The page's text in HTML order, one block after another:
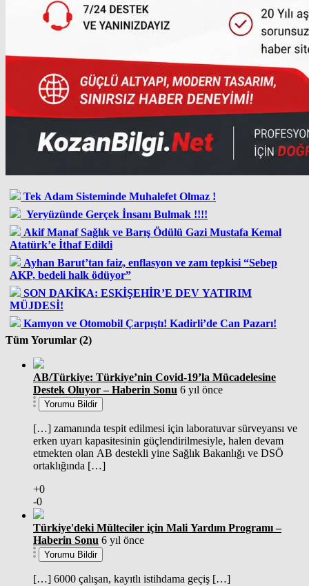
Tek Adam Sisteminde Muhalefet Olmaz !
Yeryüzünde Gerçek İnsanı Bulmak !!!!
Akif Manaf Sağlık ve Barış Ödülü Gazi Mustafa Kemal
Atatürk’e İthaf Edildi
Ayhan Barut’tan faiz, enflasyon ve zam tepkisi “Sebep
AKP, bedeli halk ödüyor”
SON DAKİKA: ESKİŞEHİR’E DEV YATIRIM
MÜJDESİ!
Kamyon ve Otomobil Çarpıştı! Kadirli’de Can Pazarı!
Tüm Yorumlar (2)
AB/Türkiye: Türkiye’nin Covid-19’la Mücadelesine
Destek Oluyor – Haberin Sonu 6 yıl önce
Yorumu Bildir
[…] zamanında tespit edilmesi için laboratuvar sürveyansı ve
erken uyarı kapasitesinin güçlendirilmesiyle, halen devam
etmekten olan AB destekli yine Sağlık Bakanlığı ve DSÖ
ortaklığında […]
+0
-0
Türkiye'deki Mülteciler için Mali Yardım Programı –
Haberin Sonu 6 yıl önce
Yorumu Bildir
[…] 6000 çalışan, kayıtlı istihdama geçiş […]